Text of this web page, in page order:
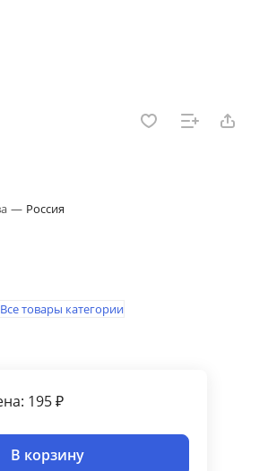
— Россия
Все товары категории
195 ₽
В корзину